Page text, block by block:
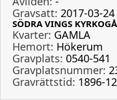
Gravsatt: 2017-03-24
SÖDRA VINGS
Kvarter: GAMLA
Hemort: Hökerum
Gravplats: 0540-541
Gravplatsnummer:
Gravrättstid: 1896-